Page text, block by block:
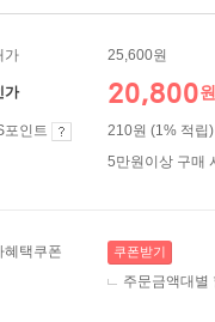
가 25,600원
가 20,800원
포인트
210원 (1% 적립
5만원이상 구매
혜택쿠폰 쿠폰받기
주문금액대별